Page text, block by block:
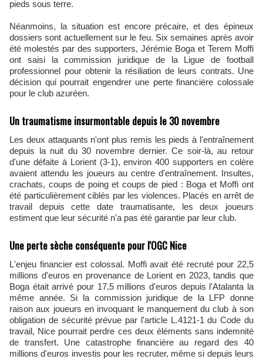
pieds sous terre.
Néanmoins, la situation est encore précaire, et des épineux
dossiers sont actuellement sur le feu. Six semaines après avoir
été molestés par des supporters, Jérémie Boga et Terem Moffi
ont saisi la commission juridique de la Ligue de football
professionnel pour obtenir la résiliation de leurs contrats. Une
décision qui pourrait engendrer une perte financière colossale
pour le club azuréen.
Un traumatisme insurmontable depuis le 30 novembre
Les deux attaquants n'ont plus remis les pieds à l'entraînement
depuis la nuit du 30 novembre dernier. Ce soir-là, au retour
d'une défaite à Lorient (3-1), environ 400 supporters en colère
avaient attendu les joueurs au centre d'entraînement. Insultes,
crachats, coups de poing et coups de pied : Boga et Moffi ont
été particulièrement ciblés par les violences. Placés en arrêt de
travail depuis cette date traumatisante, les deux joueurs
estiment que leur sécurité n'a pas été garantie par leur club.
Une perte sèche conséquente pour l'OGC Nice
L'enjeu financier est colossal. Moffi avait été recruté pour 22,5
millions d'euros en provenance de Lorient en 2023, tandis que
Boga était arrivé pour 17,5 millions d'euros depuis l'Atalanta la
même année. Si la commission juridique de la LFP donne
raison aux joueurs en invoquant le manquement du club à son
obligation de sécurité prévue par l'article L.4121-1 du Code du
travail, Nice pourrait perdre ces deux éléments sans indemnité
de transfert. Une catastrophe financière au regard des 40
millions d'euros investis pour les recruter, même si depuis leurs